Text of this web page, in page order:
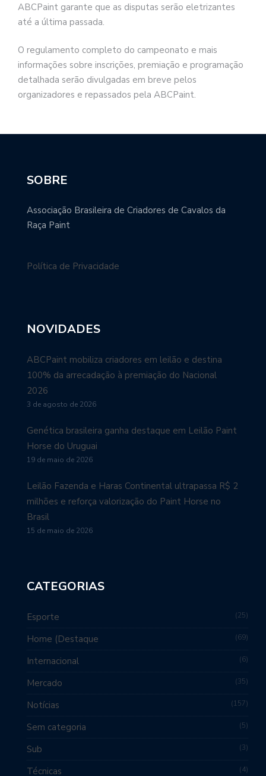
ABCPaint garante que as disputas serão eletrizantes
até a última passada.
O regulamento completo do campeonato e mais
informações sobre inscrições, premiação e programação
detalhada serão divulgadas em breve pelos
organizadores e repassados pela ABCPaint.
SOBRE
Associação Brasileira de Criadores de Cavalos da
Raça Paint
Política de Privacidade
NOVIDADES
ABCPaint mobiliza criadores em leilão e destina
100% da arrecadação à premiação do Nacional
2026
3 de agosto de 2026
Genética brasileira ganha destaque em Leilão Paint
Horse do Uruguai
19 de maio de 2026
Leilão Fazenda e Haras Continental ultrapassa R$ 2
milhões e reforça valorização do Paint Horse no
Brasil
15 de maio de 2026
CATEGORIAS
Esporte 25
Home (Destaque 69
Internacional 6
Mercado 35
Notícias 157
Sem categoria 5
Sub 3
Técnicas 4